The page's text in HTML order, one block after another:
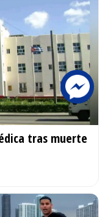
tras muerte